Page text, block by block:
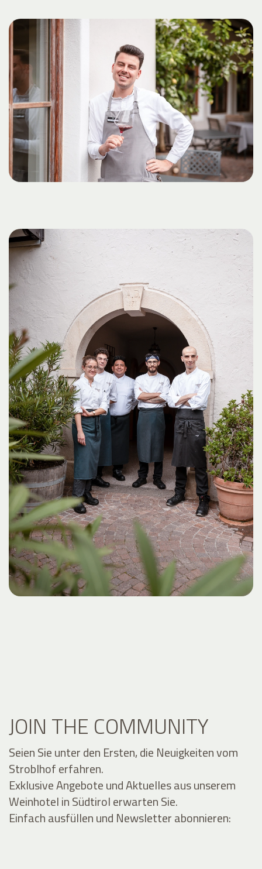
JOIN THE COMMUNITY
Seien Sie unter den Ersten, die Neuigkeiten vom
Stroblhof erfahren.
Exklusive Angebote und Aktuelles aus unserem
Weinhotel in Südtirol erwarten Sie.
Einfach ausfüllen und Newsletter abonnieren: